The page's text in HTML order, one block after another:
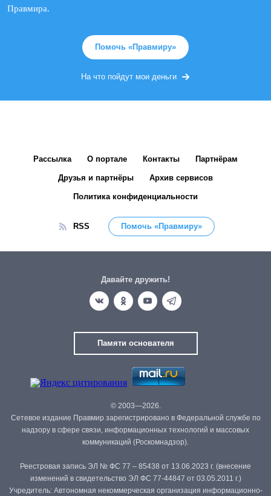
Правмира.
Помочь «Правмиру»
На что пойдут мои деньги
Рассылка О портале Контакты Партнёрам
Друзья и партнёры Архив сервисов
Политика конфиденциальности
RSS Помочь «Правмиру»
Давайте дружить!
Памяти основателя
© 2003—2026.
Сетевое издание Правмир зарегистрировано в Федеральной службе по
надзору в сфере связи, информационных технологий и массовых
коммуникаций (Роскомнадзор).
Реестровая запись ЭЛ № ФС 77 – 85438 от 13.06.2023 г. (внесение
изменений в свидетельство ЭЛ ФС 77-44847 от 03.05.2011 г.)
Учредитель: Автономная некоммерческая организация информационно-